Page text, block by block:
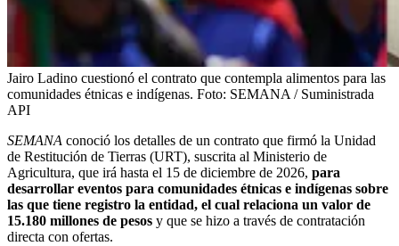
Jairo Ladino cuestionó el contrato que contempla alimentos para las
comunidades étnicas e indígenas. Foto: SEMANA / Suministrada
API
SEMANA conoció los detalles de un contrato que firmó la Unidad
de Restitución de Tierras (URT), suscrita al Ministerio de
Agricultura, que irá hasta el 15 de diciembre de 2026, para
desarrollar eventos para comunidades étnicas e indígenas sobre
las que tiene registro la entidad, el cual relaciona un valor de
15.180 millones de pesos y que se hizo a través de contratación
directa con ofertas.